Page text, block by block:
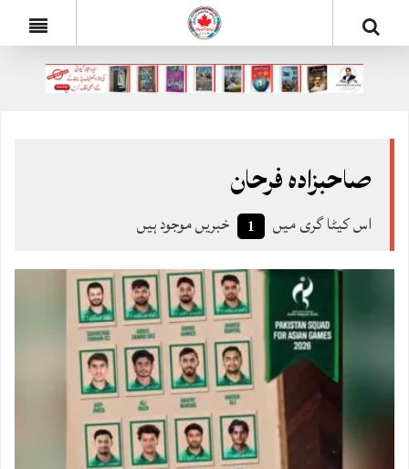
صاحبزادہ فرحان
اس کیٹا گری میں 1 خبریں موجود ہیں